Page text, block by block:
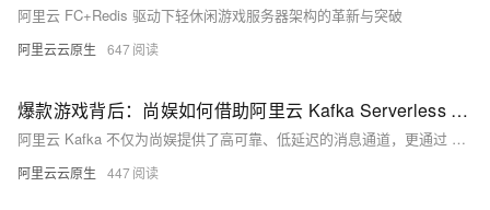
阿里云 FC+Redis 驱动下轻休闲游戏服务器架构的革新与突破
阿里云云原生 647
爆款游戏背后：尚娱如何借助阿里云 Kafka Serverless 轻松驾驭“潮汐流量”？
阿里云 Kafka 不仅为尚娱提供了高可靠、低延迟的消息通道，更通过 Serverless 弹性架构实现了资源利用率和成本效益的双重优化，助力尚娱在快速迭代的游戏市场中实现敏捷运营、稳定交付与可持续增长。
阿里云云原生 447